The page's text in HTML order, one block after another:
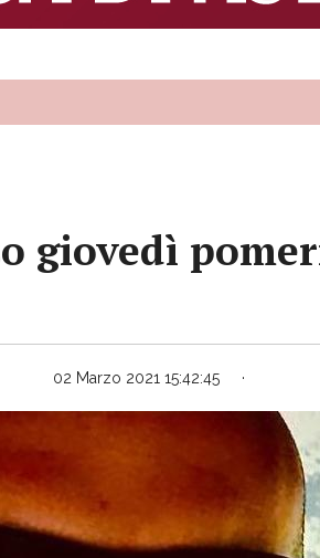
giovedì
02 Marzo 2021 15:42:45